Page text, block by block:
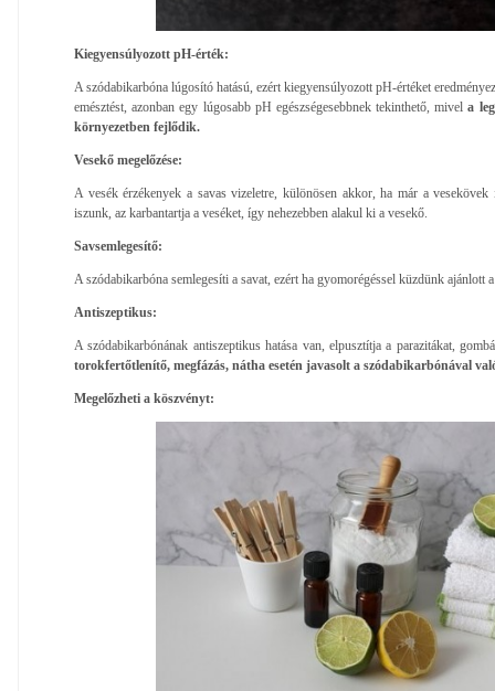
Kiegyensúlyozott pH-érték:
A szódabikarbóna lúgosító hatású, ezért kiegyensúlyozott pH-értéket
emésztést, azonban egy lúgosabb pH egészségesebbnek tekinthető, mivela
környezetben fejlődik.
Vesekő megelőzése:
A vesék érzékenyek a savas vizeletre, különösen akkor, ha már a
iszunk, az karbantartja a veséket, így nehezebben alakul ki a vesekő.
Savsemlegesítő:
A szódabikarbóna semlegesíti a savat, ezért ha gyomorégéssel küzdünk ajánlott
Antiszeptikus:
A szódabikarbónának antiszeptikus hatása van, elpusztítja a parazitákat,
torokfertőtlenítő, megfázás, nátha esetén javasolt a szódabikarbónával
Megelőzheti a köszvényt: